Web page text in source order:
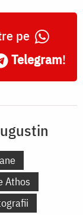
pe
Telegram!
Athos